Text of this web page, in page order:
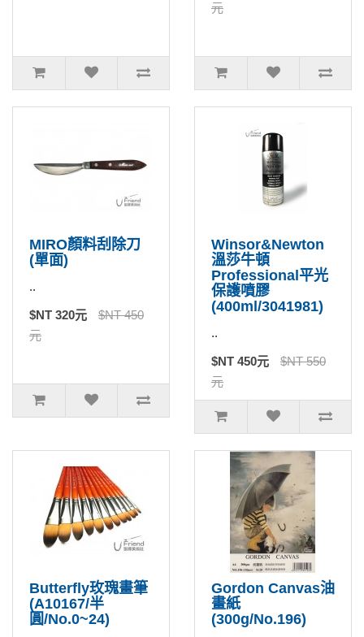
元
MIRO顏料刮除刀
(單面)
..
$NT 320元
$NT 450
元
Winsor&Newton
溫莎牛頓
Professional平光
保護噴膠
(400ml/3041981)
..
$NT 450元
$NT 550
元
Butterfly玫瑰畫筆
(A10167/半
圓/No.0~24)
Gordon Canvas油
畫紙
(300g/No.196)